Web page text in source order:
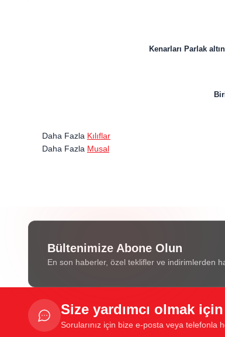
Kenarları Parlak
Daha Fazla Kılıflar
Daha Fazla Musal
Bültenimize Abone Olun
En son haberler, özel teklifler ve indirimlerden
Size yardımcı olmak
Sorularınız için bize e-posta veya telefonla